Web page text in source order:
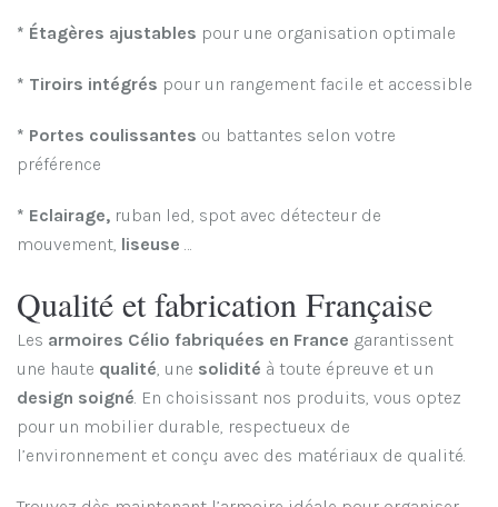
* Étagères ajustables pour une organisation optimale
* Tiroirs intégrés pour un rangement facile et accessible
* Portes coulissantes ou battantes selon votre
préférence
* Eclairage,ruban led, spot avec détecteur de
mouvement, liseuse …
Qualité et fabrication Française
Les armoires Célio fabriquées en France garantissent
une haute qualité, une solidité à toute épreuve et un
design soigné. En choisissant nos produits, vous optez
pour un mobilier durable, respectueux de
l’environnement et conçu avec des matériaux de qualité.